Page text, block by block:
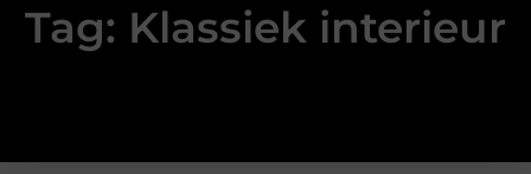
Tag: Klassiek interieur